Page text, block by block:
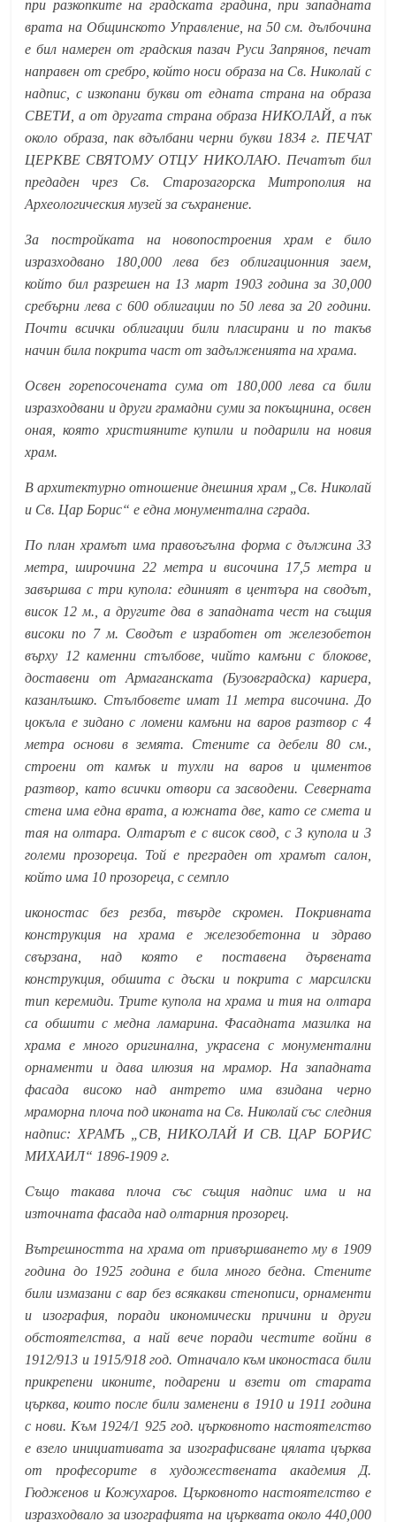
при разкопките на градската градина, при западната
врата на Общинското Управление, на 50 см. дълбочина
е бил намерен от градския пазач Руси Запрянов, печат
направен от сребро, който носи образа на Св. Николай с
надпис, с изкопани букви от едната страна на образа
СВЕТИ, а от другата страна образа НИКОЛАЙ, а пък
около образа, пак вдълбани черни букви 1834 г. ПЕЧАТ
ЦЕРКВЕ СВЯТОМУ ОТЦУ НИКОЛАЮ. Печатът бил
предаден чрез Св. Старозагорска Митрополия на
Археологическия музей за съхранение.
За постройката на новопостроения храм е било
изразходвано 180,000 лева без облигационния заем,
който бил разрешен на 13 март 1903 година за 30,000
сребърни лева с 600 облигации по 50 лева за 20 години.
Почти всички облигации били пласирани и по такъв
начин била покрита част от задълженията на храма.
Освен горепосочената сума от 180,000 лева са били
изразходвани и други грамадни суми за покъщнина, освен
оная, която християните купили и подарили на новия
храм.
В архитектурно отношение днешния храм „Св. Николай
и Св. Цар Борис“ е една монументална сграда.
По план храмът има правоъгълна форма с дължина 33
метра, широчина 22 метра и височина 17,5 метра и
завършва с три купола: единият в центъра на сводът,
висок 12 м., а другите два в западната чест на същия
високи по 7 м. Сводът е изработен от железобетон
върху 12 каменни стълбове, чийто камъни с блокове,
доставени от Армаганската (Бузовградска) кариера,
казанлъшко. Стълбовете имат 11 метра височина. До
цокъла е зидано с ломени камъни на варов разтвор с 4
метра основи в земята. Стените са дебели 80 см.,
строени от камък и тухли на варов и циментов
разтвор, като всички отвори са засводени. Северната
стена има една врата, а южната две, като се смета и
тая на олтара. Олтарът е с висок свод, с 3 купола и 3
големи прозореца. Той е преграден от храмът салон,
който има 10 прозореца, с семпло
иконостас без резба, твърде скромен. Покривната
конструкция на храма е железобетонна и здраво
свързана, над която е поставена дървената
конструкция, обшита с дъски и покрита с марсилски
тип керемиди. Трите купола на храма и тия на олтара
са обшити с медна ламарина. Фасадната мазилка на
храма е много оригинална, украсена с монументални
орнаменти и дава илюзия на мрамор. На западната
фасада високо над антрето има взидана черно
мраморна плоча под иконата на Св. Николай със следния
надпис: ХРАМЪ „СВ, НИКОЛАЙ И СВ. ЦАР БОРИС
МИХАИЛ“ 1896-1909 г.
Също такава плоча със същия надпис има и на
източната фасада над олтарния прозорец.
Вътрешността на храма от привършването му в 1909
година до 1925 година е била много бедна. Стените
били измазани с вар без всякакви стенописи, орнаменти
и изография, поради икономически причини и други
обстоятелства, а най вече поради честите войни в
1912/913 и 1915/918 год. Отначало към иконостаса били
прикрепени иконите, подарени и взети от старата
църква, които после били заменени в 1910 и 1911 година
с нови. Към 1924/1 925 год. църковното настоятелство
е взело инициативата за изографисване цялата църква
от професорите в художествената академия Д.
Гюдженов и Кожухаров. Църковното настоятелство е
изразходвало за изографията на църквата около 440,000